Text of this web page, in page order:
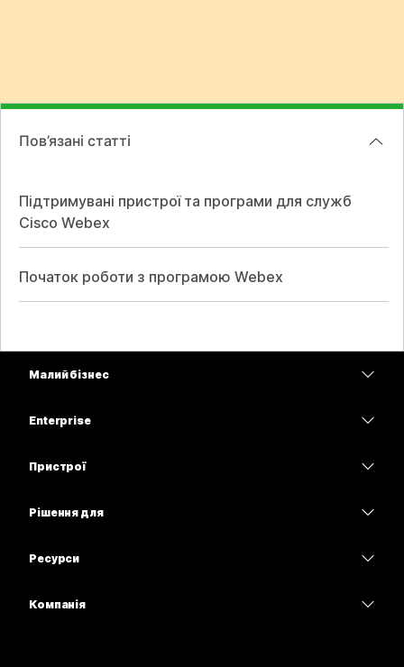
Пов’язані статті
Підтримувані пристрої та програми для служб
Cisco Webex
Початок роботи з програмою Webex
Малий бізнес
Enterprise
Пристрої
Рішення для
Ресурси
Компанія